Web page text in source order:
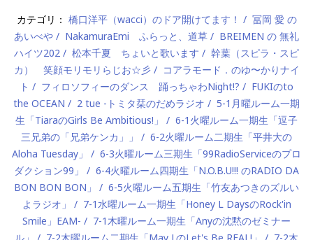
カテゴリ： 橋口洋平（wacci）のドア開けてます！
冨岡 愛 の
あいべや
NakamuraEmi ふらっと、道草
BREIMEN の 無礼
ハイツ202
松本千夏 ちょいと歌います
幹葉（スピラ・スピ
カ） 笑顔モリモリらじお☆彡
コアラモード．のゆ〜かりナイ
ト
フィロソフィーのダンス 踊っちゃわNight!?
FUKIのto
the OCEAN
2 tue -トミタ栞のだめラジオ
5-1月曜ルーム一期
生「TiaraのGirls Be Ambitious!」
6-1火曜ルーム一期生「逗子
三兄弟の「兄弟ケンカ」」
6-2火曜ルーム二期生「平井大の
Aloha Tuesday」
6-3火曜ルーム三期生「99RadioServiceのプロ
ダクション99」
6-4火曜ルーム四期生「N.O.B.U!!! のRADIO DA
BON BON BON」
6-5火曜ルーム五期生「竹友あつきのズルい
よラジオ」
7-1水曜ルーム一期生「Honey L DaysのRock'in
Smile」EAM-
7-1木曜ルーム一期生「Anyの沈黙のゼミナー